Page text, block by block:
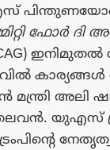
ഫോർ ദി
കാര്യങ്ങൾ
മന്ത്രി അലി
യുഎസ്